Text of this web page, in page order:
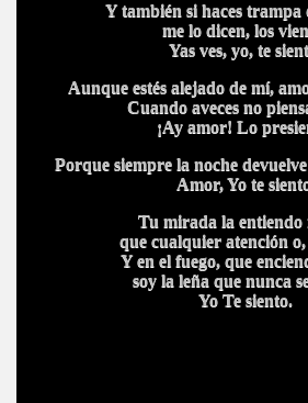
Y también si haces trampa
me lo dicen, los
Yas ves, yo, te
Aunque estés alejado de mí,
Cuando aveces no
¡Ay amor! Lo
Porque siempre la noche
Amor, Yo te
Tu mirada la entiendo
que cualquier atención
Y en el fuego, que
soy la leña que nunca
Yo Te siento.